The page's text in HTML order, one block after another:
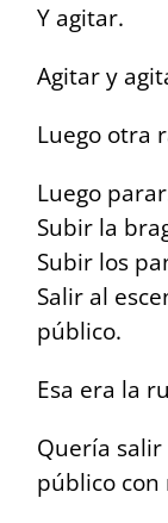
Y agitar.
Agitar y
Luego otra
Luego
Subir la
Subir los
Salir al
público.
Esa era la
Quería
público con